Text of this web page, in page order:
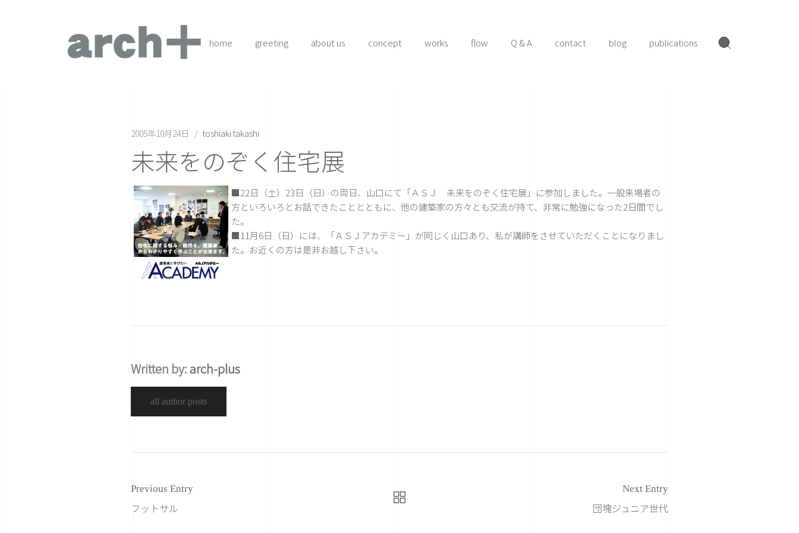
home greeting about us concept works flow Q & A contact blog publications
2005年10月24日 toshiaki takashi
未来をのぞく住宅展
■22日（土）23日（日）の両日、山口にて 「ＡＳＪ 未来をのぞく住宅展」 に参加しました。一般来場者の
方といろいろとお話できたこととともに、他の建築家の方々とも交流が持て、非常に勉強になった2日間でし
た。
■11月6日（日）には、
「ＡＳＪアカデミー」 が同じく山口あり、私が講師をさせていただくことになりまし
た。お近くの方は是非お越し下さい。
Written by:arch-plus
all author posts
Previous Entry
フットサル
Next Entry
団塊ジュニア世代